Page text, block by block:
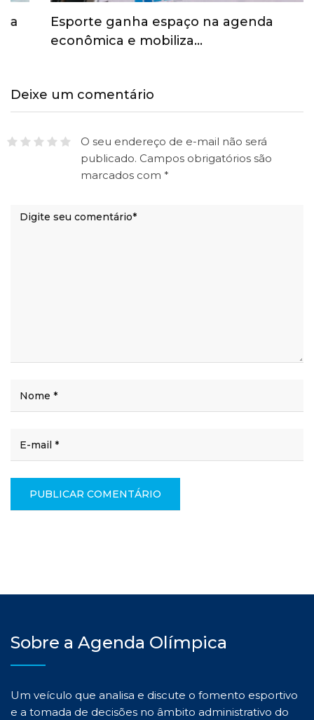
Esporte ganha espaço na agenda
econômica e mobiliza…
Deixe um comentário
O seu endereço de e-mail não será
publicado. Campos obrigatórios são
marcados com *
Sobre a Agenda Olímpica
Um veículo que analisa e discute o fomento esportivo
e a tomada de decisões no âmbito administrativo do